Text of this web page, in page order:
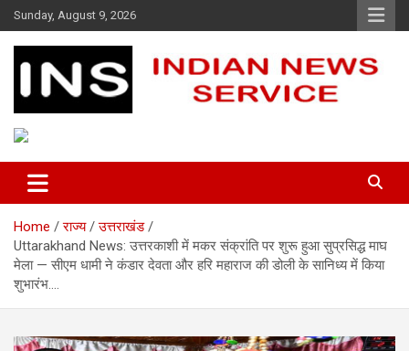
Skip
to
content
Sunday, August 9, 2026
Indian News Service
Home राज्य
उत्तराखंड
Uttarakhand News: उत्तरकाशी में मकर संक्रांति पर शुरू हुआ सुप्रसिद्ध माघ
मेला — सीएम धामी ने कंडार देवता और हरि महाराज की डोली के सानिध्य में किया
शुभारंभ….